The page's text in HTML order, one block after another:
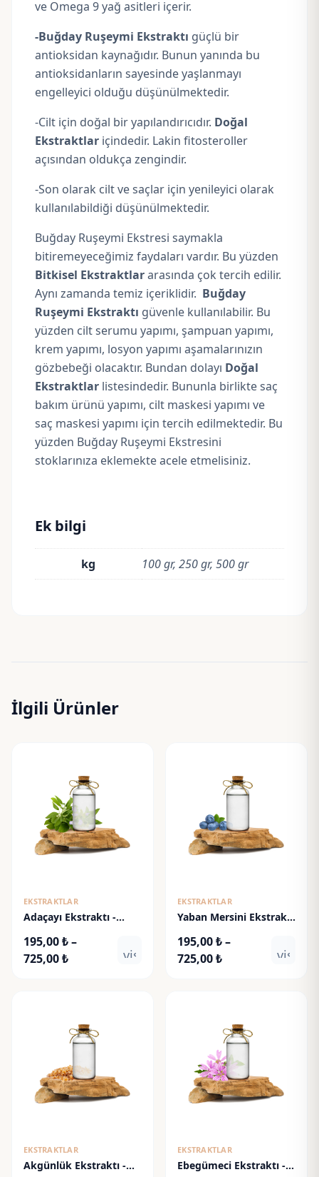
ve Omega 9 yağ asitleri içerir.
-Buğday Ruşeymi Ekstraktı güçlü bir
antioksidan kaynağıdır. Bunun yanında bu
antioksidanların sayesinde yaşlanmayı
engelleyici olduğu düşünülmektedir.
-Cilt için doğal bir yapılandırıcıdır. Doğal
Ekstraktlar içindedir. Lakin fitosteroller
açısından oldukça zengindir.
-Son olarak cilt ve saçlar için yenileyici olarak
kullanılabildiği düşünülmektedir.
Buğday Ruşeymi Ekstresi saymakla
bitiremeyeceğimiz faydaları vardır. Bu yüzden
Bitkisel Ekstraktlararasında çok tercih edilir.
Aynı zamanda temiz içeriklidir. Buğday
Ruşeymi Ekstraktı güvenle kullanılabilir. Bu
yüzden cilt serumu yapımı, şampuan yapımı,
krem yapımı, losyon yapımı aşamalarınızın
gözbebeği olacaktır. Bundan dolayı Doğal
Ekstraktlar listesindedir. Bununla birlikte saç
bakım ürünü yapımı, cilt maskesi yapımı ve
saç maskesi yapımı için tercih edilmektedir. Bu
yüzden Buğday Ruşeymi Ekstresini
stoklarınıza eklemekte acele etmelisiniz.
Ek bilgi
kg 100 gr, 250 gr, 500 gr
İlgili Ürünler
EKSTRAKTLAR
Adaçayı Ekstraktı -
195,00₺–
725,00₺Fiyat
725,00 ₺
visibility
EKSTRAKTLAR
Yaban Mersini Ekstraktı
195,00₺–
725,00₺Fiyat
725,00 ₺
EKSTRAKTLAR
Akgünlük Ekstraktı -
EKSTRAKTLAR
Ebegümeci Ekstraktı -